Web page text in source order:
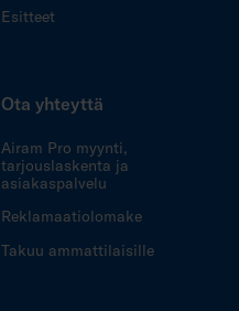
Esitteet
Ota yhteyttä
Airam Pro myynti,
tarjouslaskenta ja
asiakaspalvelu
Reklamaatiolomake
Takuu ammattilaisille